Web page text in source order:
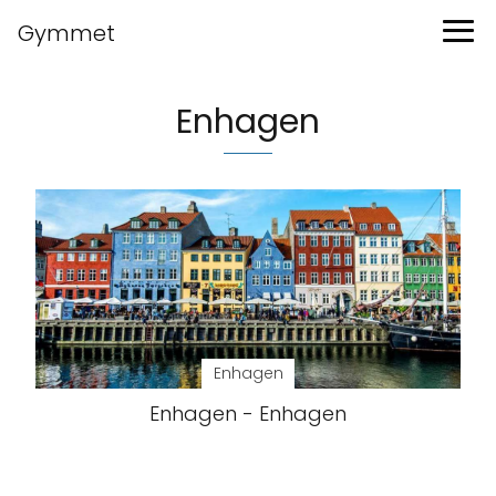
Gymmet
Enhagen
Enhagen
Enhagen - Enhagen